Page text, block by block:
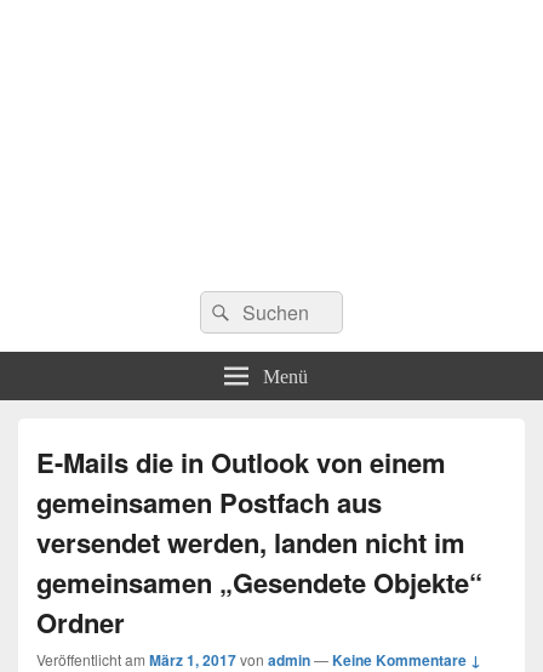
Suchen
nach:
Suchen
Menü
E-Mails die in Outlook von einem
gemeinsamen Postfach aus
versendet werden, landen nicht im
gemeinsamen „Gesendete Objekte“
Ordner
Veröffentlicht am März 1, 2017von admin—Keine Kommentare ↓